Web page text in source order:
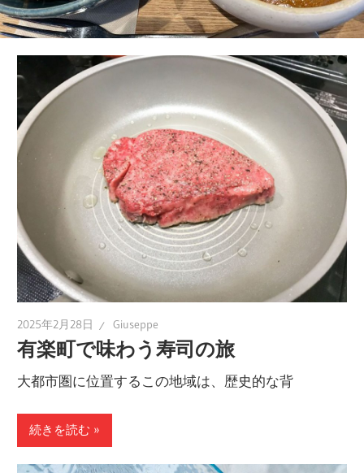
職
人
技
を
感
じ
る
よ
う
こ
そ！
2025年2月28日 Giuseppe
有楽町で味わう寿司の旅
大都市圏に位置するこの地域は、歴史的な背
続きを読む